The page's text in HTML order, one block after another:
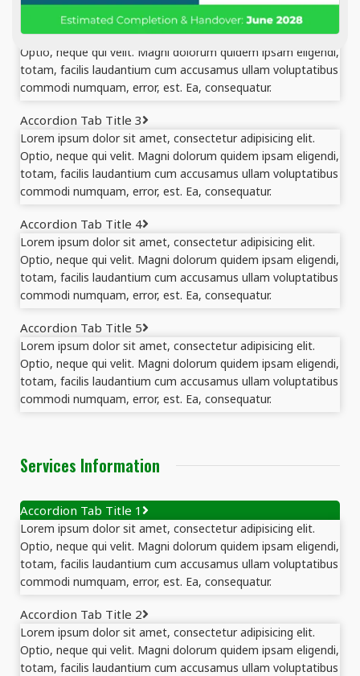
Accordion Tab Title 2
Lorem ipsum dolor sit amet, consectetur adipisicing elit.
Optio, neque qui velit. Magni dolorum quidem ipsam eligendi,
totam, facilis laudantium cum accusamus ullam voluptatibus
commodi numquam, error, est. Ea, consequatur.
Accordion Tab Title 3
Lorem ipsum dolor sit amet, consectetur adipisicing elit.
Optio, neque qui velit. Magni dolorum quidem ipsam eligendi,
totam, facilis laudantium cum accusamus ullam voluptatibus
commodi numquam, error, est. Ea, consequatur.
Accordion Tab Title 4
Lorem ipsum dolor sit amet, consectetur adipisicing elit.
Optio, neque qui velit. Magni dolorum quidem ipsam eligendi,
totam, facilis laudantium cum accusamus ullam voluptatibus
commodi numquam, error, est. Ea, consequatur.
Accordion Tab Title 5
Lorem ipsum dolor sit amet, consectetur adipisicing elit.
Optio, neque qui velit. Magni dolorum quidem ipsam eligendi,
totam, facilis laudantium cum accusamus ullam voluptatibus
commodi numquam, error, est. Ea, consequatur.
Services Information
Accordion Tab Title 1
Lorem ipsum dolor sit amet, consectetur adipisicing elit.
Optio, neque qui velit. Magni dolorum quidem ipsam eligendi,
totam, facilis laudantium cum accusamus ullam voluptatibus
commodi numquam, error, est. Ea, consequatur.
Accordion Tab Title 2
Lorem ipsum dolor sit amet, consectetur adipisicing elit.
Optio, neque qui velit. Magni dolorum quidem ipsam eligendi,
totam, facilis laudantium cum accusamus ullam voluptatibus